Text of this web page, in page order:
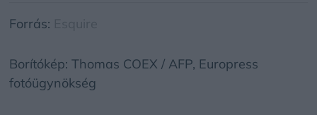
Forrás:
Borítókép: Thomas COEX / AFP, Europress
fotóügynökség